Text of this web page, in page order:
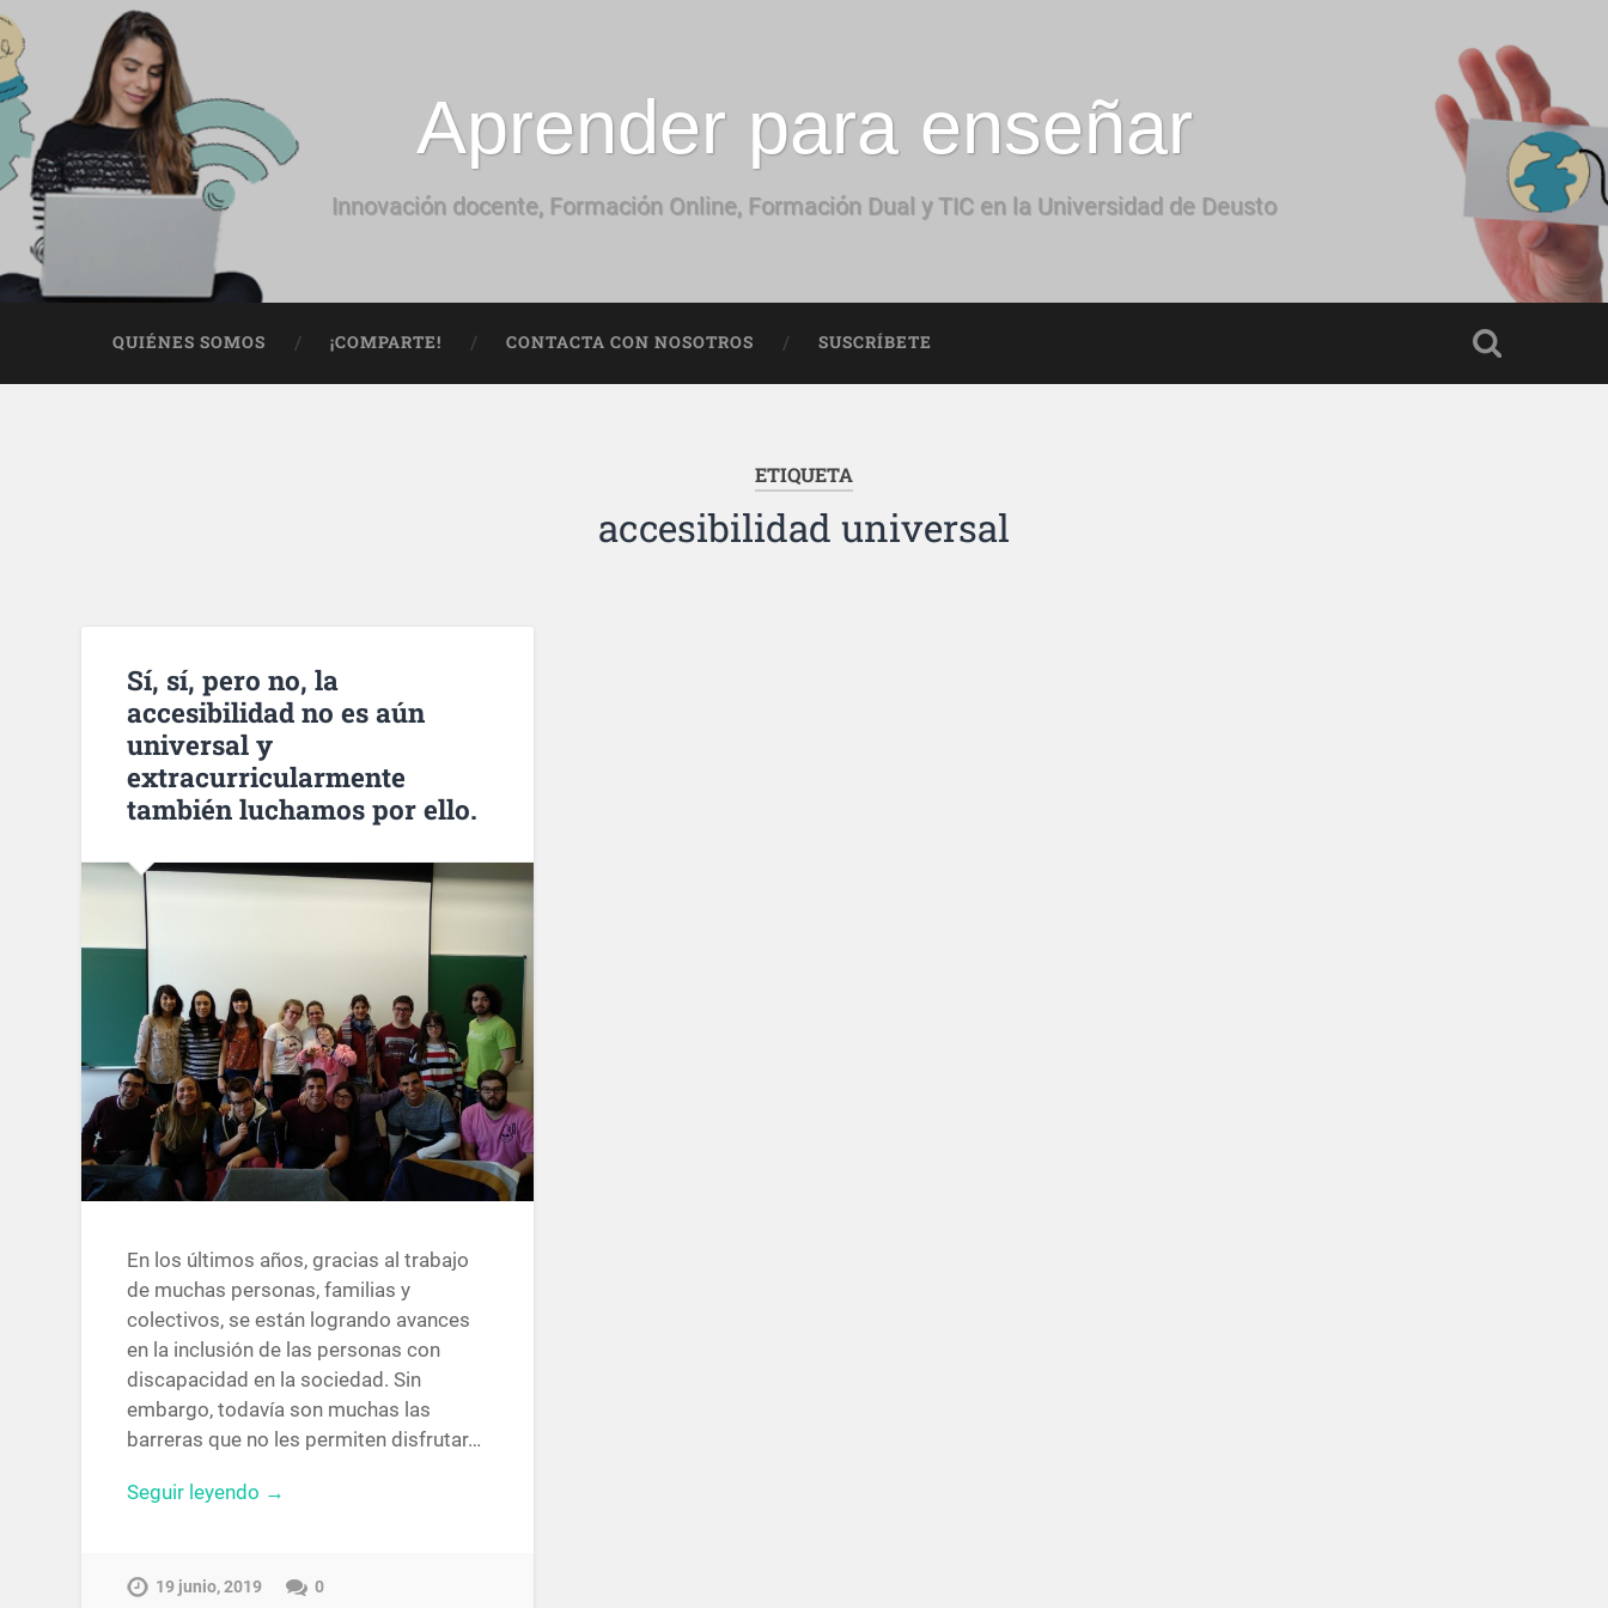
Aprender para enseñar
Innovación docente, Formación Online, Formación Dual y TIC en la Universidad de Deusto
QUIÉNES SOMOS ¡COMPARTE! CONTACTA CON NOSOTROS SUSCRÍBETE
ETIQUETA
accesibilidad universal
Sí, sí, pero no, la
accesibilidad no es aún
universal y
extracurricularmente
también luchamos por ello.
En los últimos años, gracias al trabajo
de muchas personas, familias y
colectivos, se están logrando avances
en la inclusión de las personas con
discapacidad en la sociedad. Sin
embargo, todavía son muchas las
barreras que no les permiten disfrutar…
Seguir leyendo →
19 junio, 2019 0